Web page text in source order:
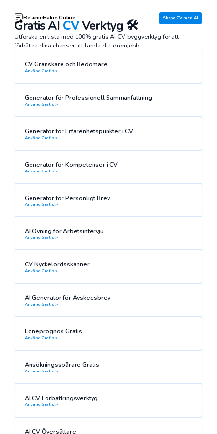
ResumeMaker.Online Skapa CV med AI
Gratis AI CVVerktyg 🛠
Utforska en lista med 100% gratis AI CV-byggverktyg för att
förbättra dina chanser att landa ditt drömjobb.
CV Granskare och Bedömare
Använd Gratis >
Generator för Professionell Sammanfattning
Använd Gratis >
Generator för Erfarenhetspunkter i CV
Använd Gratis >
Generator för Kompetenser i CV
Använd Gratis >
Generator för Personligt Brev
Använd Gratis >
AI Övning för Arbetsintervju
Använd Gratis >
CV Nyckelordsskanner
Använd Gratis >
AI Generator för Avskedsbrev
Använd Gratis >
Löneprognos Gratis
Använd Gratis >
Ansökningsspårare Gratis
Använd Gratis >
AI CV Förbättringsverktyg
Använd Gratis >
AI CV Översättare